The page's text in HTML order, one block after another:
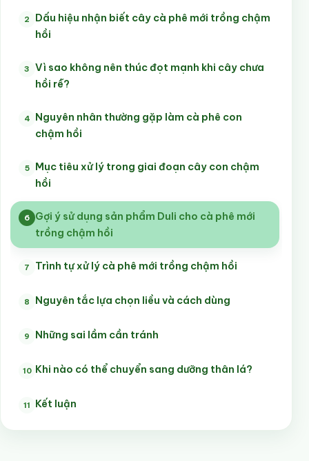
2
Dấu hiệu nhận biết cây cà phê mới trồng chậm
hồi
3
Vì sao không nên thúc đọt mạnh khi cây chưa
hồi rễ?
4
Nguyên nhân thường gặp làm cà phê con
chậm hồi
5
Mục tiêu xử lý trong giai đoạn cây con chậm
hồi
6
Gợi ý sử dụng sản phẩm Duli cho cà phê mới
trồng chậm hồi
7 Trình tự xử lý cà phê mới trồng chậm hồi
8 Nguyên tắc lựa chọn liều và cách dùng
9 Những sai lầm cần tránh
10 Khi nào có thể chuyển sang dưỡng thân lá?
11 Kết luận